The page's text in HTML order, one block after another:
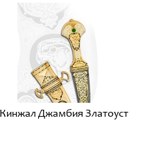
Кинжал Джамбия Златоуст